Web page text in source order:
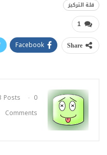
قلة التركيز
1
Share
Facebook
Posts
0
Comments